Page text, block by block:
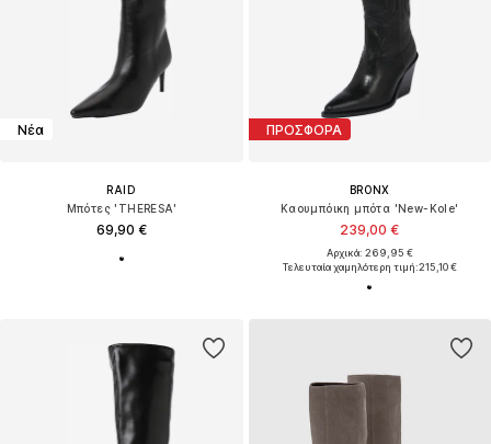
Νέα
RAID
Μπότες 'THERESA'
69,90 €
ΠΡΟΣΦΟΡΑ
BRONX
Καουμπόικη μπότα 'New-Kole'
239,00 €
Αρχικά: 269,95 €
Τελευταία χαμηλότερη τιμή:215,10 €